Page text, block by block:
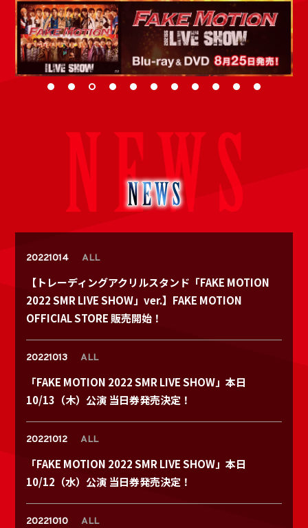
20221014 ALL
【トレーディングアクリルスタンド「FAKE MOTION
2022 SMR LIVE SHOW」ver.】FAKE MOTION
OFFICIAL STORE 販売開始！
20221013 ALL
「FAKE MOTION 2022 SMR LIVE SHOW」本日
10/13（木）公演 当日券発売決定！
20221012 ALL
「FAKE MOTION 2022 SMR LIVE SHOW」本日
10/12（水）公演 当日券発売決定！
20221010 ALL